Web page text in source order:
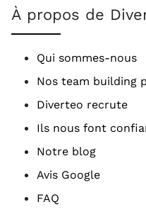
À propos de
Qui sommes-nous
Nos team building
Diverteo recrute
Ils nous font
Notre blog
Avis Google
FAQ